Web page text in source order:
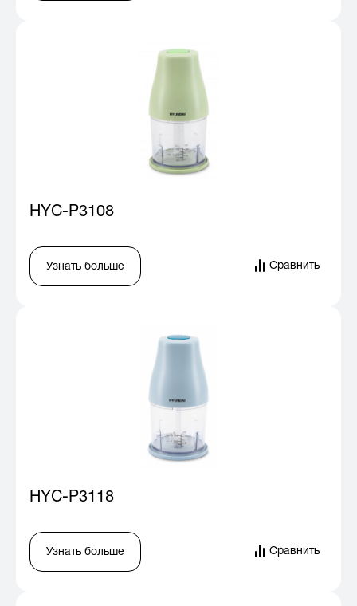
HYC-P3108
Узнать больше Сравнить
HYC-P3118
Узнать больше Сравнить